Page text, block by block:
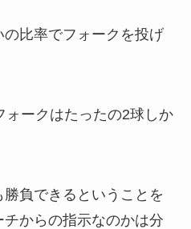
比率でフォークを投げ
ォークはたったの2球しか
負できるということを
からの指示なのかは分